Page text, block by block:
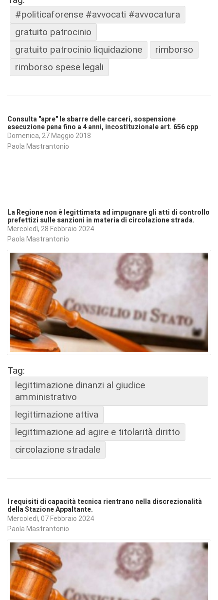
#politicaforense #avvocati #avvocatura
gratuito patrocinio
gratuito patrocinio liquidazione
rimborso
rimborso spese legali
Consulta "apre" le sbarre delle carceri, sospensione
esecuzione pena fino a 4 anni, incostituzionale art. 656 cpp
Domenica, 27 Maggio 2018
Paola Mastrantonio
La Regione non è legittimata ad impugnare gli atti di controllo
prefettizi sulle sanzioni in materia di circolazione strada.
Mercoledì, 28 Febbraio 2024
Paola Mastrantonio
Tag:
legittimazione dinanzi al giudice
amministrativo
legittimazione attiva
legittimazione ad agire e titolarità diritto
circolazione stradale
I requisiti di capacità tecnica rientrano nella discrezionalità
della Stazione Appaltante.
Mercoledì, 07 Febbraio 2024
Paola Mastrantonio